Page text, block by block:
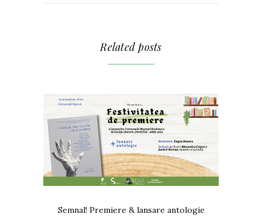
Related posts
Semnal! Premiere & lansare antologie